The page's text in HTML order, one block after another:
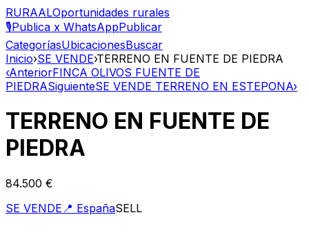
RURAALOportunidades rurales
🎙️Publica x WhatsAppPublicar
CategoríasUbicacionesBuscar
Inicio›SE VENDE›TERRENO EN FUENTE DE PIEDRA
‹AnteriorFINCA OLIVOS FUENTE DE
PIEDRASiguienteSE VENDE TERRENO EN ESTEPONA›
TERRENO EN FUENTE DE
PIEDRA
84.500 €
SE VENDE 📍 EspañaSELL